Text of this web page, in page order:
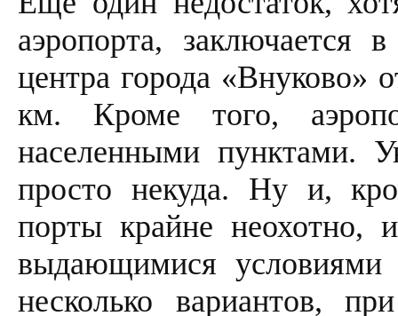
аэропорта,
центра города
км. Кроме того,
населенными пунктами.
просто некуда. Ну и,
порты крайне неохотно,
выдающимися условиями
несколько вариантов,